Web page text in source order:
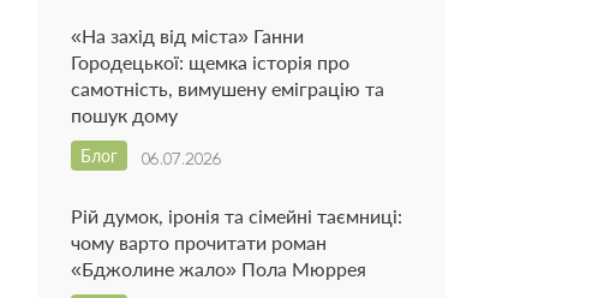
«На захід від міста» Ганни
Городецької: щемка історія про
самотність, вимушену еміграцію та
пошук дому
06.07.2026
Блог
Рій думок, іронія та сімейні таємниці:
чому варто прочитати роман
«Бджолине жало» Пола Мюррея